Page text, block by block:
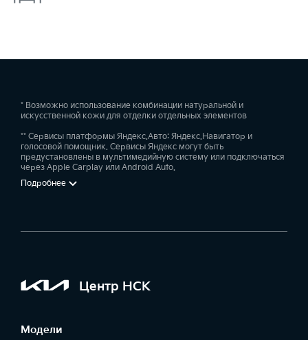
* Возможно использование комбинации натуральной и
искусственной кожи для отделки отдельных элементов
** Сервисы платформы Яндекс.Авто: Яндекс.Навигатор и
голосовой помощник. Сервисы Яндекс могут быть
предустановлены в мультимедийную систему или подключаться
через Apple Carplay или Android Auto.
Подробнее
Центр НСК
Модели